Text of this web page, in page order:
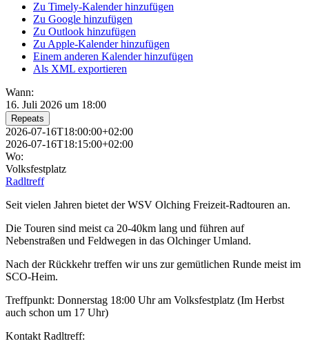
Zu Timely-Kalender hinzufügen
Zu Google hinzufügen
Zu Outlook hinzufügen
Zu Apple-Kalender hinzufügen
Einem anderen Kalender hinzufügen
Als XML exportieren
Wann:
16. Juli 2026 um 18:00
Repeats
2026-07-16T18:00:00+02:00
2026-07-16T18:15:00+02:00
Wo:
Volksfestplatz
Radltreff
Seit vielen Jahren bietet der WSV Olching Freizeit-Radtouren an.
Die Touren sind meist ca 20-40km lang und führen auf
Nebenstraßen und Feldwegen in das Olchinger Umland.
Nach der Rückkehr treffen wir uns zur gemütlichen Runde meist im
SCO-Heim.
Treffpunkt: Donnerstag 18:00 Uhr am Volksfestplatz (Im Herbst
auch schon um 17 Uhr)
Kontakt Radltreff: